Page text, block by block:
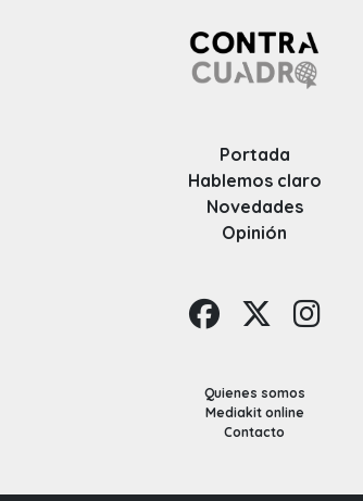
Portada
Hablemos claro
Novedades
Opinión
Quienes somos
Mediakit online
Contacto